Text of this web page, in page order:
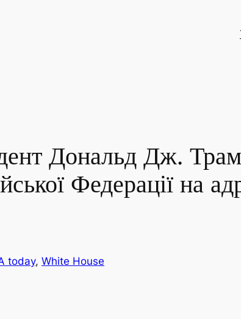
Дональд Дж.
Федерації на
today, White House